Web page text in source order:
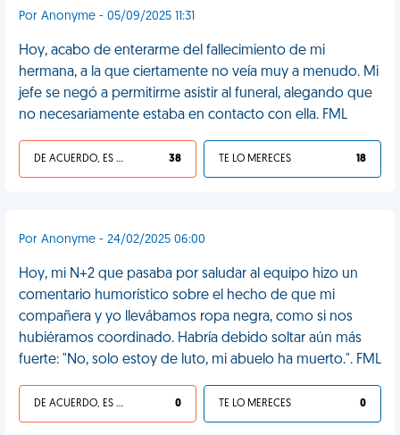
Por Anonyme - 05/09/2025 11:31
Hoy, acabo de enterarme del fallecimiento de mi
hermana, a la que ciertamente no veía muy a menudo. Mi
jefe se negó a permitirme asistir al funeral, alegando que
no necesariamente estaba en contacto con ella. FML
DE ACUERDO, ES UNA VIDA HP 38 TE LO MERECES 18
Por Anonyme - 24/02/2025 06:00
Hoy, mi N+2 que pasaba por saludar al equipo hizo un
comentario humorístico sobre el hecho de que mi
compañera y yo llevábamos ropa negra, como si nos
hubiéramos coordinado. Habría debido soltar aún más
fuerte: "No, solo estoy de luto, mi abuelo ha muerto.". FML
DE ACUERDO, ES UNA VIDA HP 0 TE LO MERECES 0